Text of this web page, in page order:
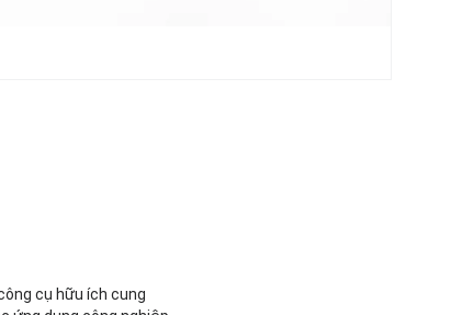
cụ hữu ích cung